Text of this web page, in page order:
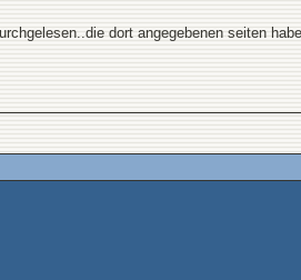
dort angegebenen seiten